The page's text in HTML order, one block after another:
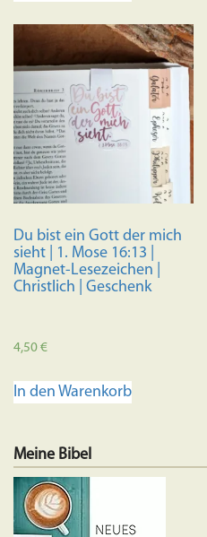
Du bist ein Gott der mich
sieht | 1. Mose 16:13 |
Magnet-Lesezeichen |
Christlich | Geschenk
4,50€
In den Warenkorb
Meine Bibel